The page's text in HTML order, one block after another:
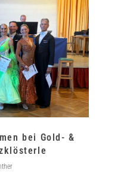
bei Gold- &